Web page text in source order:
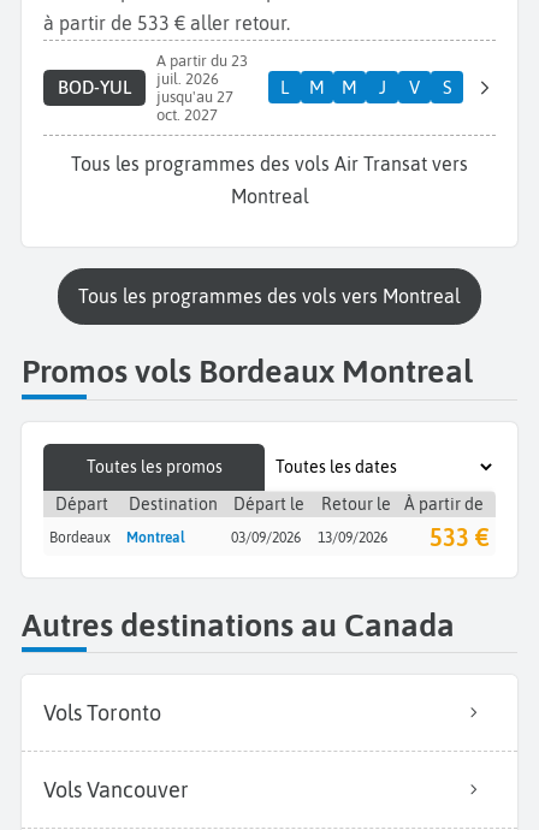
à partir de 533 € aller retour.
BOD-YUL
A partir du 23
juil. 2026
jusqu'au 27
oct. 2027
L M M J V S
Tous les programmes des vols Air Transat vers
Montreal
Tous les programmes des vols vers Montreal
Promos vols Bordeaux Montreal
Toutes les promos
Départ
Destination Départ le Retour le À partir de
Bordeaux Montreal 03/09/2026 13/09/2026 533 €
Autres destinations au Canada
Vols Toronto
Vols Vancouver